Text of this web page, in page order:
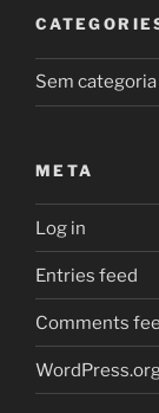
Sem categoria
META
Log in
Entries feed
Comments